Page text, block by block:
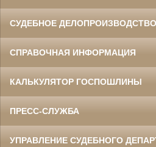
СУДЕБНОЕ ДЕЛОПРОИЗВОДСТВО
СПРАВОЧНАЯ ИНФОРМАЦИЯ
КАЛЬКУЛЯТОР ГОСПОШЛИНЫ
ПРЕСС-СЛУЖБА
УПРАВЛЕНИЕ СУДЕБНОГО